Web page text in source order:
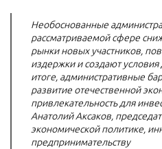
Необоснованные
рассматриваемой сфере
рынки новых участников,
издержки и создают
итоге, административные
развитие отечественной
привлекательность для
Анатолий Аксаков,
экономической политике,
предпринимательству